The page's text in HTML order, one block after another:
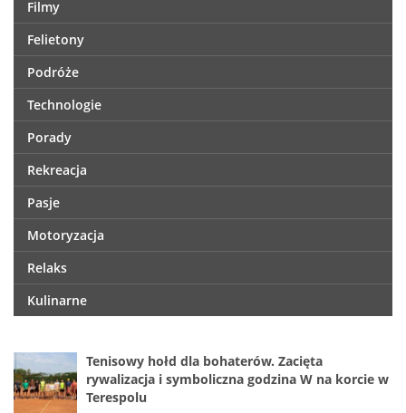
Filmy
Felietony
Podróże
Technologie
Porady
Rekreacja
Pasje
Motoryzacja
Relaks
Kulinarne
Tenisowy hołd dla bohaterów. Zacięta
rywalizacja i symboliczna godzina W na korcie w
Terespolu